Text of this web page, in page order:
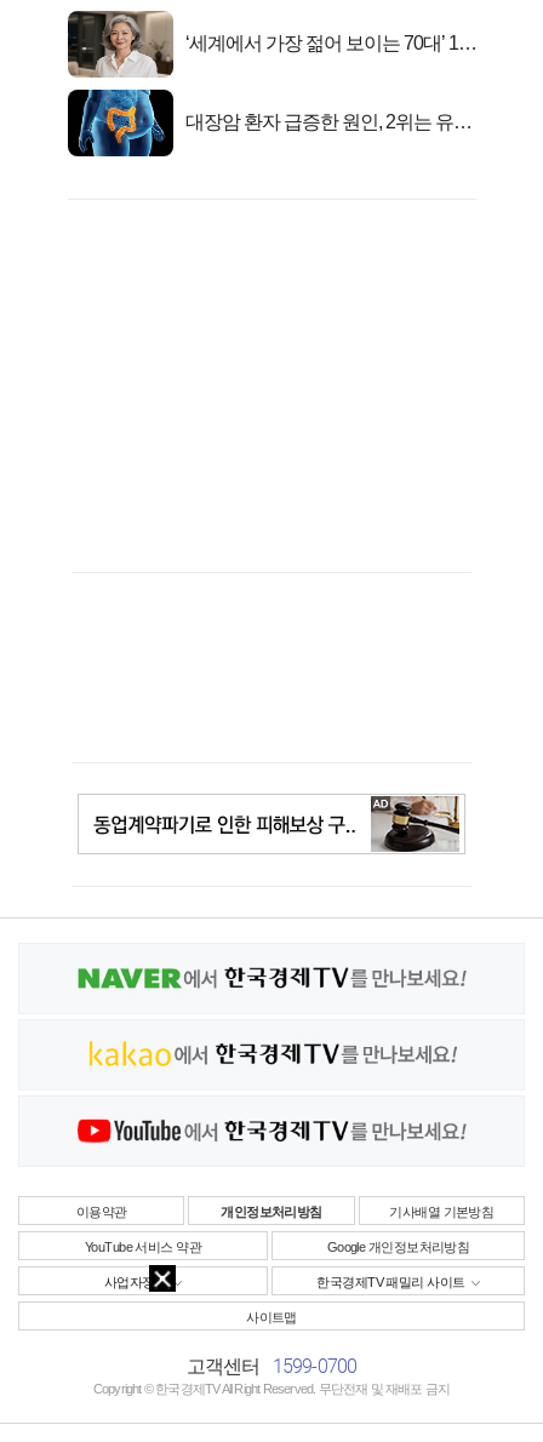
‘세계에서 가장 젊어 보이는 70대’ 1위
대장암 환자 급증한 원인, 2위는 유산
이용약관 개인정보처리방침 기사배열 기본방침
YouTube 서비스 약관 Google 개인정보처리방침
사업자정보 한국경제TV 패밀리 사이트
사이트맵
고객센터 1599-0700
Copyright © 한국경제TV All Right Reserved. 무단전재 및 재배포 금지